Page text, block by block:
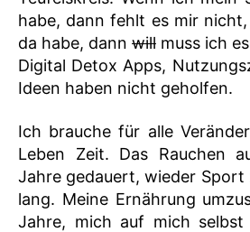
habe, dann fehlt es mir
da habe, dann will muss ich
Digital Detox Apps,
Ideen haben nicht geholfen.
Ich brauche für alle
Leben Zeit. Das Rauchen
Jahre gedauert, wieder Sport
lang. Meine Ernährung
Jahre, mich auf mich selbst